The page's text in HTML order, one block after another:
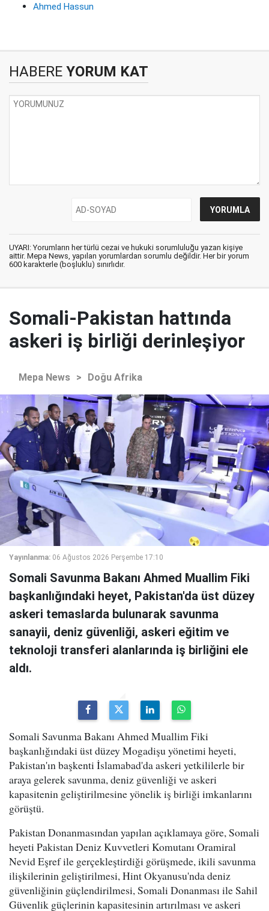
Ahmed Hassun
HABERE YORUM KAT
UYARI: Yorumların her türlü cezai ve hukuki sorumluluğu yazan kişiye
aittir. Mepa News, yapılan yorumlardan sorumlu değildir. Her bir yorum
600 karakterle (boşluklu) sınırlıdır.
Somali-Pakistan hattında
askeri iş birliği derinleşiyor
Mepa News > Doğu Afrika
Yayınlanma: 06 Ağustos 2026 Perşembe 17:10
Somali Savunma Bakanı Ahmed Muallim Fiki
başkanlığındaki heyet, Pakistan'da üst düzey
askeri temaslarda bulunarak savunma
sanayii, deniz güvenliği, askeri eğitim ve
teknoloji transferi alanlarında iş birliğini ele
aldı.
Somali Savunma Bakanı Ahmed Muallim Fiki
başkanlığındaki üst düzey Mogadişu yönetimi heyeti,
Pakistan'ın başkenti İslamabad'da askeri yetkililerle bir
araya gelerek savunma, deniz güvenliği ve askeri
kapasitenin geliştirilmesine yönelik iş birliği imkanlarını
görüştü.
Pakistan Donanmasından yapılan açıklamaya göre, Somali
heyeti Pakistan Deniz Kuvvetleri Komutanı Oramiral
Nevid Eşref ile gerçekleştirdiği görüşmede, ikili savunma
ilişkilerinin geliştirilmesi, Hint Okyanusu'nda deniz
güvenliğinin güçlendirilmesi, Somali Donanması ile Sahil
Güvenlik güçlerinin kapasitesinin artırılması ve askeri